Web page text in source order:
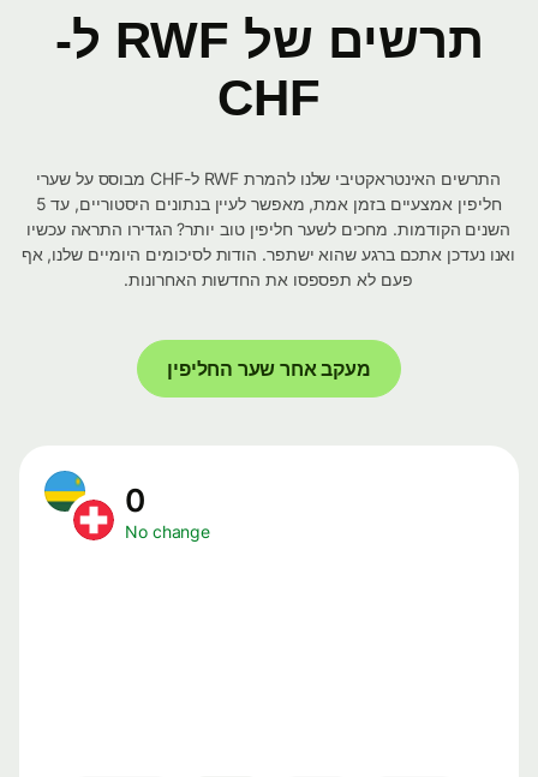
תרשים של RWF ל-
CHF
התרשים האינטראקטיבי שלנו להמרת RWF ל-CHF מבוסס על שערי
חליפין אמצעיים בזמן אמת, מאפשר לעיין בנתונים היסטוריים, עד 5
השנים הקודמות. מחכים לשער חליפין טוב יותר? הגדירו התראה עכשיו
ואנו נעדכן אתכם ברגע שהוא ישתפר. הודות לסיכומים היומיים שלנו, אף
פעם לא תפספסו את החדשות האחרונות.
מעקב אחר שער החליפין
No change